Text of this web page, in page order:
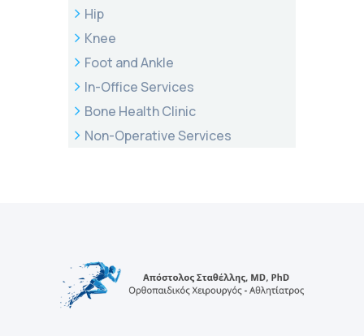
Hip
Knee
Foot and Ankle
In-Office Services
Bone Health Clinic
Non-Operative Services